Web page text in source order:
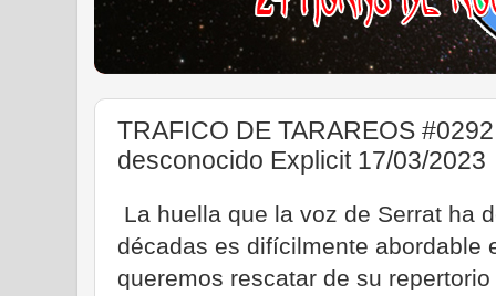
TRAFICO DE TARAREOS
desconocido Explicit 17/03/2023
La huella que la voz de Serrat ha
décadas es difícilmente abordable
queremos rescatar de su